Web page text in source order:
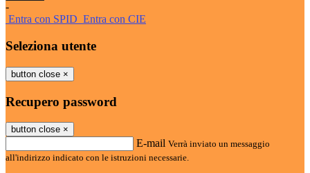
-
Entra con SPID Entra con CIE
Seleziona utente
button close ×
Recupero password
button close ×
E-mail Verrà inviato un messaggio
all'indirizzo indicato con le istruzioni necessarie.